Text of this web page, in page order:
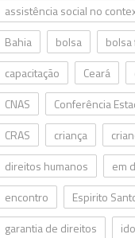
assistência social no
Bahia
bolsa bolsa
capacitação
Ceará
CNAS
Conferência
CRAS
criança
direitos humanos
em
encontro
Espirito
garantia de direitos